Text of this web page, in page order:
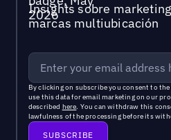
Insights sobre
marcas multiubicación
By clicking on subscribe you consent to the
use this data for email marketing on our
described here. You can withdraw this
lawfulness of the processing before its